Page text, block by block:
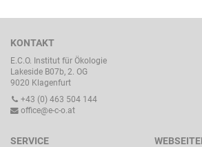
KONTAKT
E.C.O. Institut für Ökologie
Lakeside B07b, 2. OG
9020 Klagenfurt
+43 (0) 463 504 144
office@e-c-o.at
SERVICE